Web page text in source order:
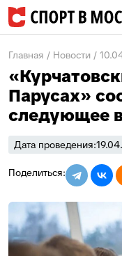
Главная Новости
Парусах»
следующее
Дата проведения: